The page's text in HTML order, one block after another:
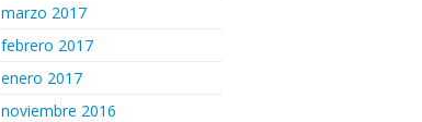
marzo 2017
febrero 2017
enero 2017
noviembre 2016